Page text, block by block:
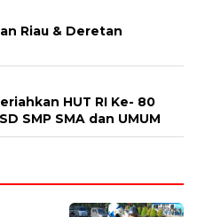
Riau & Deretan
HUT RI Ke- 80
SMP SMA dan UMUM